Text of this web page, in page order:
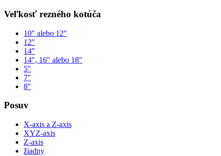
Veľkosť rezného kotúča
10" alebo 12"
12"
14"
14", 16" alebo 18"
5"
7"
8"
Posuv
X-axis a Z-axis
XYZ-axis
Z-axis
žiadny